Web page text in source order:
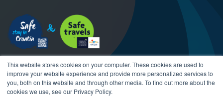
This website stores cookies on your computer. These cookies are used to
improve your website experience and provide more personalized services to
you, both on this website and through other media. To find out more about the
cookies we use, see our Privacy Policy.